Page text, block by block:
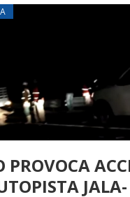
PROVOCA
JALA-